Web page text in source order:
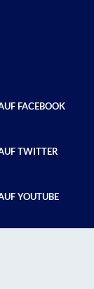
FACEBOOK
TWITTER
YOUTUBE